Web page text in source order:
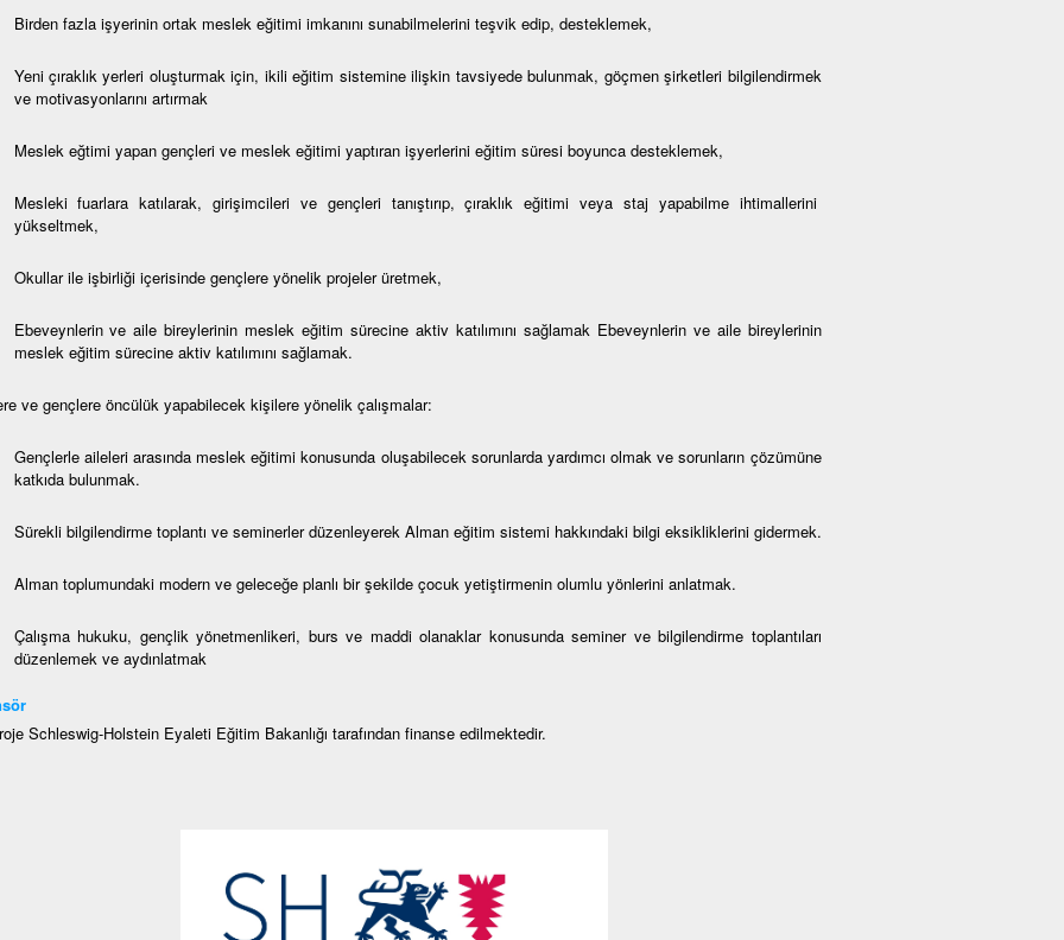
Birden fazla işyerinin ortak meslek eğitimi imkanını sunabilmelerini teşvik edip, desteklemek,
Yeni çıraklık yerleri oluşturmak için, ikili eğitim sistemine ilişkin tavsiyede bulunmak, göçmen şirketleri bilgilendirmek
ve motivasyonlarını artırmak
Meslek eğtimi yapan gençleri ve meslek eğitimi yaptıran işyerlerini eğitim süresi boyunca desteklemek,
Mesleki fuarlara katılarak, girişimcileri ve gençleri tanıştırıp, çıraklık eğitimi veya staj yapabilme ihtimallerini
yükseltmek,
Okullar ile işbirliği içerisinde gençlere yönelik projeler üretmek,
Ebeveynlerin ve aile bireylerinin meslek eğitim sürecine aktiv katılımını sağlamak Ebeveynlerin ve aile bireylerinin
meslek eğitim sürecine aktiv katılımını sağlamak.
ve gençlere öncülük yapabilecek kişilere yönelik çalışmalar:
Gençlerle aileleri arasında meslek eğitimi konusunda oluşabilecek sorunlarda yardımcı olmak ve sorunların çözümüne
katkıda bulunmak.
Sürekli bilgilendirme toplantı ve seminerler düzenleyerek Alman eğitim sistemi hakkındaki bilgi eksikliklerini gidermek.
Alman toplumundaki modern ve geleceğe planlı bir şekilde çocuk yetiştirmenin olumlu yönlerini anlatmak.
Çalışma hukuku, gençlik yönetmenlikeri, burs ve maddi olanaklar konusunda seminer ve bilgilendirme toplantıları
düzenlemek ve aydınlatmak
Schleswig-Holstein Eyaleti Eğitim Bakanlığı tarafından finanse edilmektedir.